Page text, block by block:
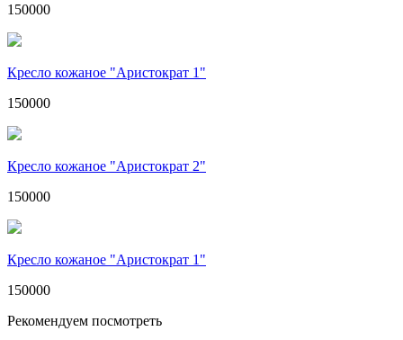
150000
Кресло кожаное "Аристократ 1"
150000
Кресло кожаное "Аристократ 2"
150000
Кресло кожаное "Аристократ 1"
150000
Рекомендуем посмотреть